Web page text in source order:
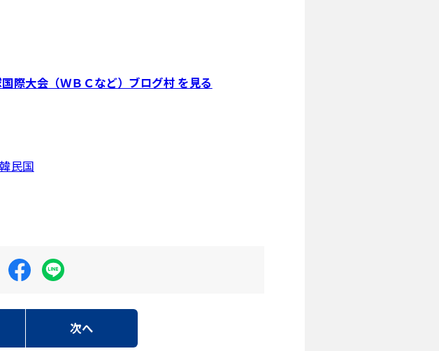
際大会（ＷＢＣなど）ブログ村 を見る
民国
次へ